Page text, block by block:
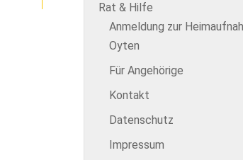
Rat & Hilfe
Anmeldung zur
Oyten
Für Angehörige
Kontakt
Datenschutz
Impressum